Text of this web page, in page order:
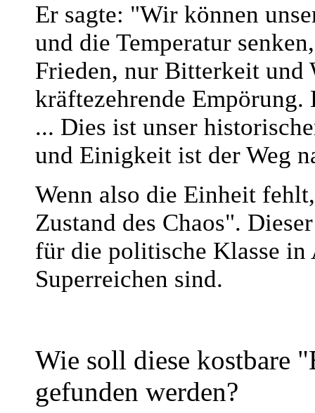
Er sagte: "Wir können
und die Temperatur
Frieden, nur Bitterkeit
kräftezehrende Empörung.
... Dies ist unser
und Einigkeit ist der Weg
Wenn also die Einheit
Zustand des Chaos".
für die politische Klasse
Superreichen sind.
Wie soll diese kostbare
gefunden werden?